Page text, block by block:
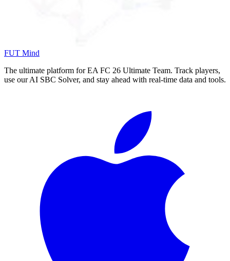
FUT Mind
The ultimate platform for EA FC 26 Ultimate Team. Track players,
use our AI SBC Solver, and stay ahead with real-time data and tools.